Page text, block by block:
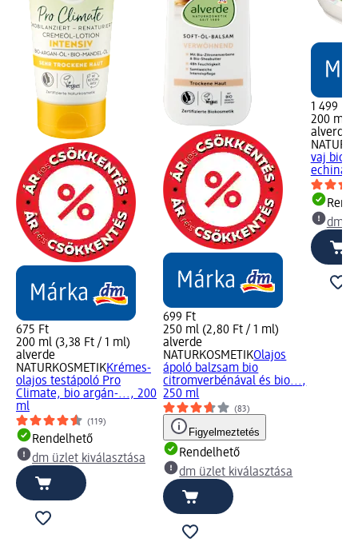
675 Ft
200 ml (3,38 Ft / 1 ml)
alverde
NATURKOSMETIKKrémes-
olajos testápoló Pro
Climate, bio argán-..., 200
ml
(119)
Rendelhető
dm üzlet kiválasztása
699 Ft
250 ml (2,80 Ft / 1 ml)
alverde
NATURKOSMETIKOlajos
ápoló balzsam bio
citromverbénával és bio...,
250 ml
(83)
Figyelmeztetés
Rendelhető
dm üzlet kiválasztása
1 499 Ft
200 ml
alverde
vaj bio
dm